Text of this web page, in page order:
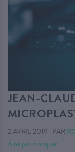
JEAN-
2 AVRIL 2019 | PAR
À ne pas manquer